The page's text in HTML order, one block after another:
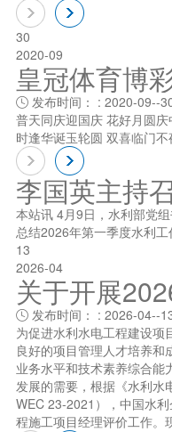
30
2020-09
皇冠体育博
发布时间： : 2020-09--
普天同庆迎国庆 花好月圆
时逢华诞玉轮圆 双喜临门不
李国英主持
本站讯 4月9日，水利部党
总结2026年第一季度水利工
13
2026-04
关于开展
发布时间： : 2026-04--
为促进水利水电工程建设项
良好的项目管理人才培养
业务水平和技术素养综合能
发展的需要，根据《水利水
WEC 23-2021），中国水
程施工项目经理评价工作。